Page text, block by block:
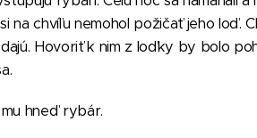
na chvíľu nemohol požičať jeho loď.
Hovoriť k nim z loďky by bolo
hneď rybár.